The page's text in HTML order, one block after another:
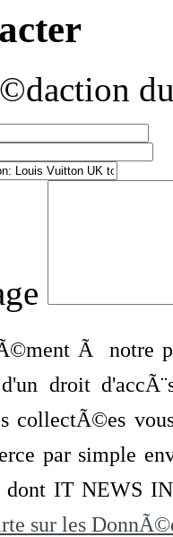
Ã notre
d'un droit
collectÃ©es
par simple
dont IT NEWS
sur les